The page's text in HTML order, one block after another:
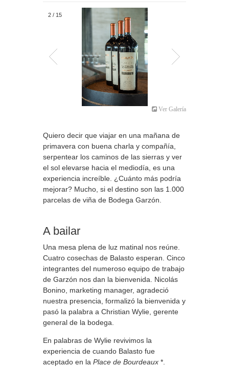
2 / 15
Ver Galería
Quiero decir que viajar en una mañana de
primavera con buena charla y compañía,
serpentear los caminos de las sierras y ver
el sol elevarse hacia el mediodía, es una
experiencia increíble. ¿Cuánto más podría
mejorar? Mucho, si el destino son las 1.000
parcelas de viña de Bodega Garzón.
A bailar
Una mesa plena de luz matinal nos reúne.
Cuatro cosechas de Balasto esperan. Cinco
integrantes del numeroso equipo de trabajo
de Garzón nos dan la bienvenida. Nicolás
Bonino, marketing manager, agradeció
nuestra presencia, formalizó la bienvenida y
pasó la palabra a Christian Wylie, gerente
general de la bodega.
En palabras de Wylie revivimos la
experiencia de cuando Balasto fue
aceptado en la Place de Bourdeaux *.